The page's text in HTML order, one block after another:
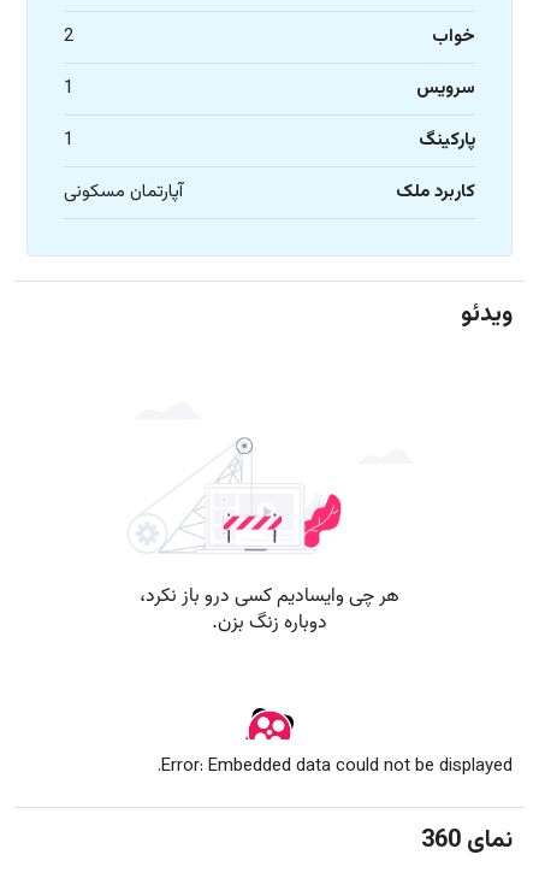
خواب
2
سرویس
1
پارکینگ
1
کاربرد ملک
آپارتمان مسکونی
ویدئو
Error: Embedded data could not be displayed.
نمای 360